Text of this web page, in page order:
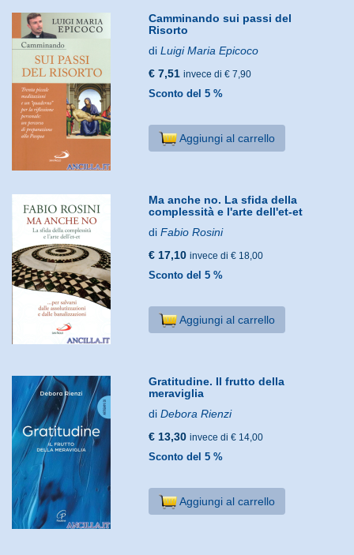
Camminando sui passi del
Risorto
diLuigi Maria Epicoco
€ 7,51 invece di € 7,90
Sconto del 5 %
Aggiungi al carrello
Ma anche no. La sfida della
complessità e l'arte dell'et-et
diFabio Rosini
€ 17,10 invece di € 18,00
Sconto del 5 %
Aggiungi al carrello
Gratitudine. Il frutto della
meraviglia
diDebora Rienzi
€ 13,30 invece di € 14,00
Sconto del 5 %
Aggiungi al carrello